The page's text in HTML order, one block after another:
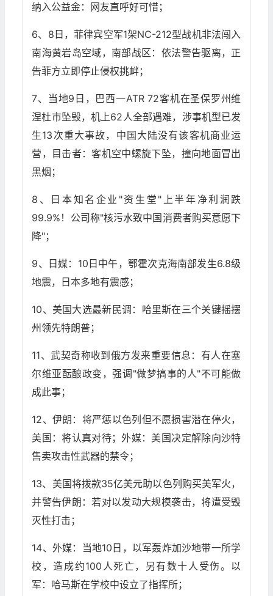
纳入公益金：网友直呼好可惜；
6、8日，菲律宾空军1架NC-212型战机非法闯入
南海黄岩岛空域，南部战区：依法警告驱离，正
告菲方立即停止侵权挑衅；
7、当地9日，巴西一ATR 72客机在圣保罗州维
涅杜市坠毁，机上62人全部遇难，涉事机型已发
生13次重大事故，中国大陆没有该客机商业运
营，目击者：客机空中螺旋下坠，撞向地面冒出
黑烟；
8、日本知名企业"资生堂"上半年净利润跌
99.9%！公司称"核污水致中国消费者购买意愿下
降"；
9、日媒：10日中午，鄂霍次克海南部发生6.8级
地震，日本多地有震感；
10、美国大选最新民调：哈里斯在三个关键摇摆
州领先特朗普；
11、武契奇称收到俄方发来重要信息：有人在塞
尔维亚酝酿政变，强调"做梦搞事的人"不可能做
成此事；
12、伊朗：将严惩以色列但不愿损害潜在停火，
美国：将认真对待；外媒：美国决定解除向沙特
售卖攻击性武器的禁令；
13、美国将拨款35亿美元助以色列购买美军火，
并警告伊朗：若对以发动大规模袭击，将遭受毁
灭性打击；
14、外媒：当地10日，以军轰炸加沙地带一所学
校，造成约100人死亡，另有数十人受伤。以
军：哈马斯在学校中设立了指挥所；